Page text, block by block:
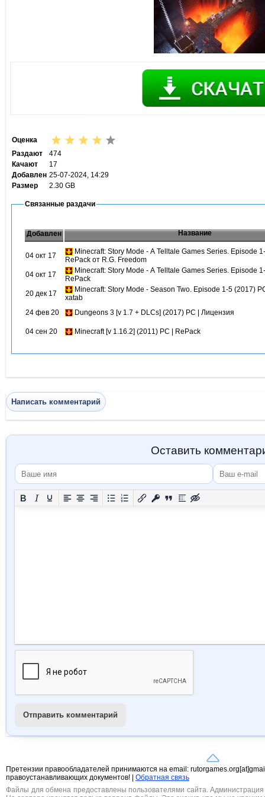
Оценка
Раздают
474
Качают
17
Добавлен 25-07-2024, 14:29
Размер
2.30 GB
Связанные раздачи
Добавлен Название
04 окт 17
Minecraft: Story Mode - A Telltale Games Series. Episode
RePack от R.G. Freedom
04 окт 17
Minecraft: Story Mode - A Telltale Games Series. Episode
RePack
20 дек 17
Minecraft: Story Mode - Season Two. Episode 1-5 (2017)
xatab
24 фев 20
Dungeons 3 [v 1.7 + DLCs] (2017) PC | Лицензия
04 сен 20 Minecraft [v 1.16.2] (2011) PC | RePack
Написать комментарий
Оставить
Отправить комментарий
Претензии правообладателей принимаются на email:
правоустанавливающих документов! |
Обратная связь
Файлы для обмена предоставлены пользователями сайта. Администрация